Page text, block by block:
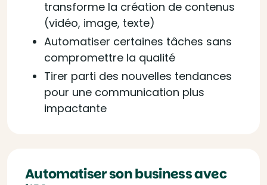
transforme la création de contenus
(vidéo, image, texte)
Automatiser certaines tâches sans
compromettre la qualité
Tirer parti des nouvelles tendances
pour une communication plus
impactante
Automatiser son business avec